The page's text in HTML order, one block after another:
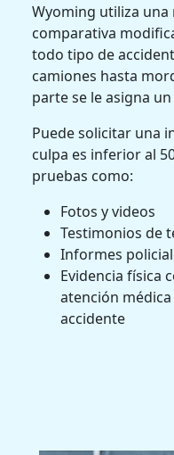
Wyoming utiliza una
comparativa
todo tipo de
camiones hasta
parte se le asigna
Puede solicitar una
culpa es inferior al
pruebas como:
Fotos y videos
Testimonios de
Informes
Evidencia física
atención
accidente